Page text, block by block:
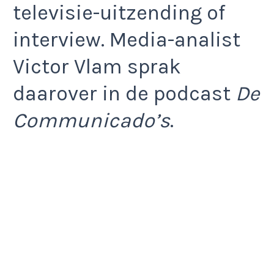
televisie-uitzending of
interview. Media-analist
Victor Vlam sprak
daarover in de podcast De
Communicado’s.